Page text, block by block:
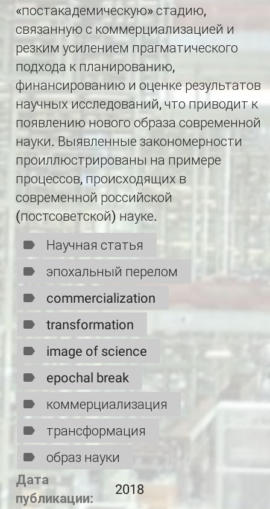
«постакадемическую» стадию,
связанную с коммерциализацией и
резким усилением прагматического
подхода к планированию,
финансированию и оценке результатов
научных исследований, что приводит к
появлению нового образа современной
науки. Выявленные закономерности
проиллюстрированы на примере
процессов, происходящих в
современной российской
(постсоветской) науке.
Научная статья
эпохальный перелом
commercialization
transformation
image of science
epochal break
коммерциализация
трансформация
образ науки
Дата
публикации:
2018